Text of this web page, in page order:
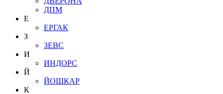
ДПМ
Е
ЕРГАК
З
ЗЕВС
И
ИНДОРС
Й
ЙОШКАР
К